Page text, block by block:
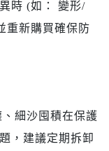
時 (如： 變形/
重新購買確保防
細沙囤積在保護
，建議定期拆卸